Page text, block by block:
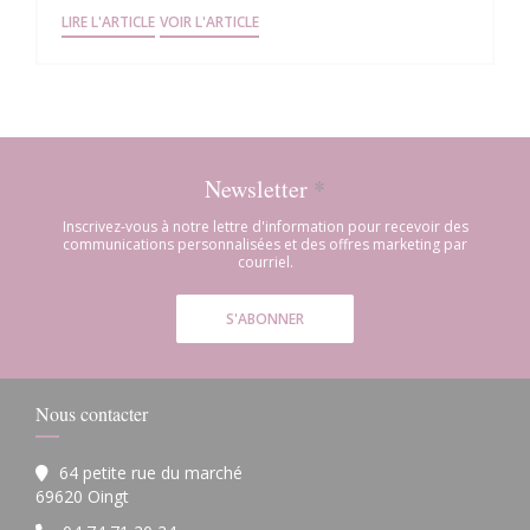
LIRE L'ARTICLE((OUVRE UNE NOUVELLE FENÊTRE))
VOIR L'ARTICLE((OUVRE UNE NOUVELLE FENÊTRE))
Newsletter *
Inscrivez-vous à notre lettre d'information pour recevoir des
communications personnalisées et des offres marketing par
courriel.
S'ABONNER
Nous contacter
64 petite rue du marché
69620 Oingt